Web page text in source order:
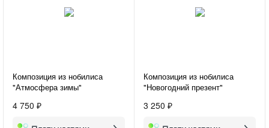
Композиция из нобилиса
"Атмосфера зимы"
4 750 ₽
Композиция из нобилиса
"Новогодний презент"
3 250 ₽